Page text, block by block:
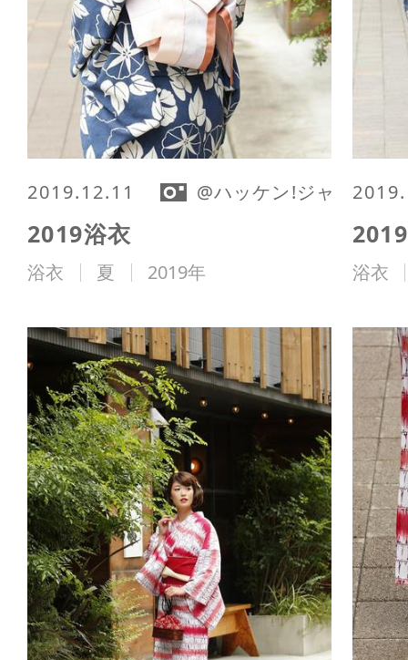
2019.12.11 @ハッケン!ジャパン編
2019浴衣
浴衣 夏 2019年 浴衣